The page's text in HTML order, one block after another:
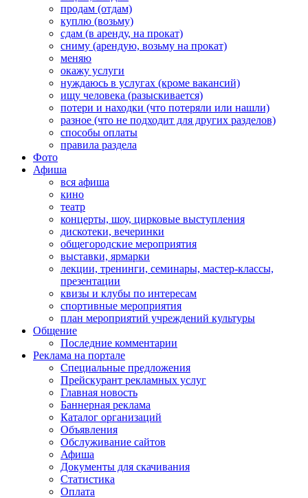
продам (отдам)
куплю (возьму)
сдам (в аренду, на прокат)
сниму (арендую, возьму на прокат)
меняю
окажу услуги
нуждаюсь в услугах (кроме вакансий)
ищу человека (разыскивается)
потери и находки (что потеряли или нашли)
разное (что не подходит для других разделов)
способы оплаты
правила раздела
Фото
Афиша
вся афиша
кино
театр
концерты, шоу, цирковые выступления
дискотеки, вечеринки
общегородские мероприятия
выставки, ярмарки
лекции, тренинги, семинары, мастер-классы,
презентации
квизы и клубы по интересам
спортивные мероприятия
план мероприятий учреждений культуры
Общение
Последние комментарии
Реклама на портале
Специальные предложения
Прейскурант рекламных услуг
Главная новость
Баннерная реклама
Каталог организаций
Объявления
Обслуживание сайтов
Афиша
Документы для скачивания
Статистика
Оплата